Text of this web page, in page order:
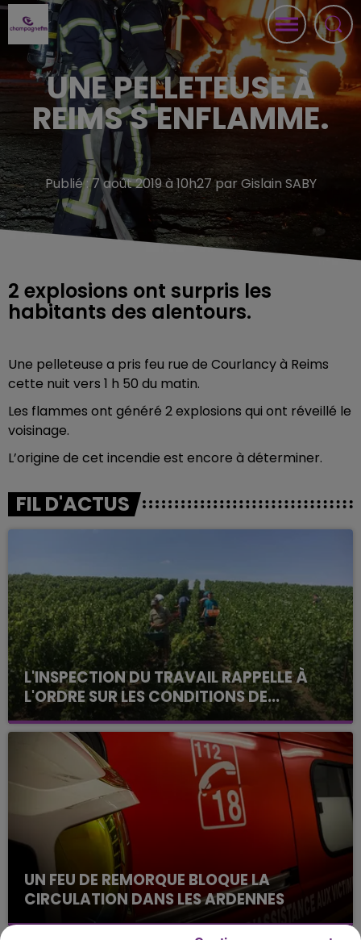
UNE PELLETEUSE À
REIMS S'ENFLAMME.
Publié : 7 août 2019 à 10h27 par Gislain SABY
2 explosions ont surpris les
habitants des alentours.
Une pelleteuse a pris feu rue de Courlancy à Reims
cette nuit vers 1 h 50 du matin.
Les flammes ont généré 2 explosions qui ont réveillé le
voisinage.
L’origine de cet incendie est encore à déterminer.
FIL D'ACTUS
L'INSPECTION DU TRAVAIL RAPPELLE À
L'ORDRE SUR LES CONDITIONS DE...
Alors que les dates de début des vendange 2026
s'est avéré être plus précoce que prévu,
l'inspection du Travail en profite pour rappeler
les conditions de...
UN FEU DE REMORQUE BLOQUE LA
CIRCULATION DANS LES ARDENNES
Un feu de remorque s'est déclaré ce mercredi en